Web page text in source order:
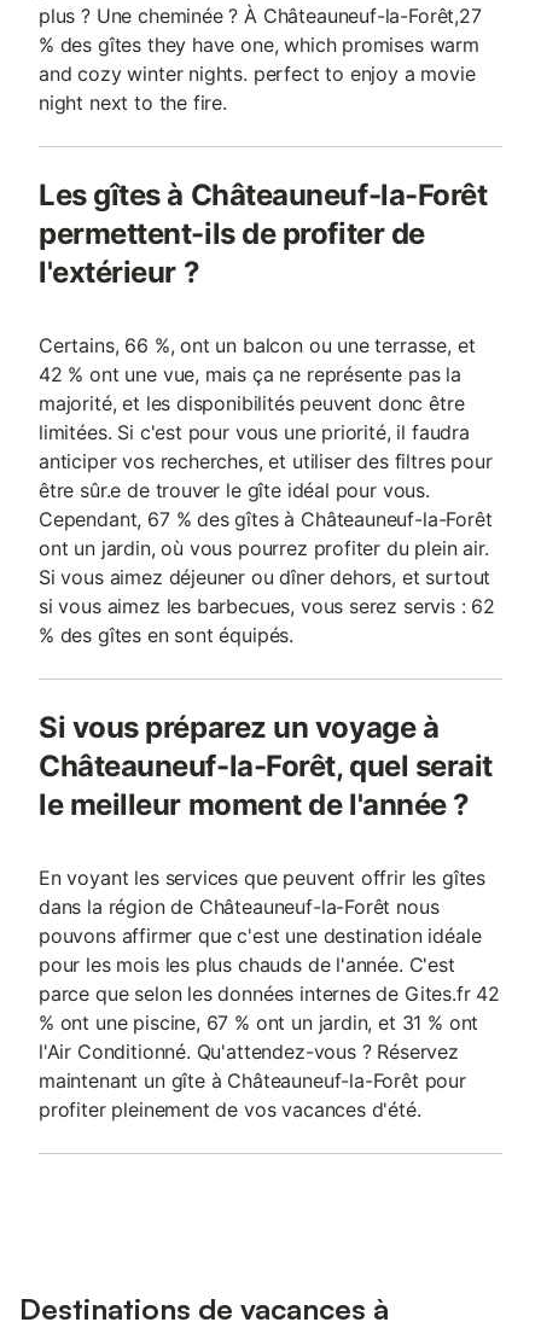
plus ? Une cheminée ? À Châteauneuf-la-Forêt,27
% des gîtes they have one, which promises warm
and cozy winter nights. perfect to enjoy a movie
night next to the fire.
Les gîtes à Châteauneuf-la-Forêt
permettent-ils de profiter de
l'extérieur ?
Certains, 66 %, ont un balcon ou une terrasse, et
42 % ont une vue, mais ça ne représente pas la
majorité, et les disponibilités peuvent donc être
limitées. Si c'est pour vous une priorité, il faudra
anticiper vos recherches, et utiliser des filtres pour
être sûr.e de trouver le gîte idéal pour vous.
Cependant, 67 % des gîtes à Châteauneuf-la-Forêt
ont un jardin, où vous pourrez profiter du plein air.
Si vous aimez déjeuner ou dîner dehors, et surtout
si vous aimez les barbecues, vous serez servis : 62
% des gîtes en sont équipés.
Si vous préparez un voyage à
Châteauneuf-la-Forêt, quel serait
le meilleur moment de l'année ?
En voyant les services que peuvent offrir les gîtes
dans la région de Châteauneuf-la-Forêt nous
pouvons affirmer que c'est une destination idéale
pour les mois les plus chauds de l'année. C'est
parce que selon les données internes de Gites.fr 42
% ont une piscine, 67 % ont un jardin, et 31 % ont
l'Air Conditionné. Qu'attendez-vous ? Réservez
maintenant un gîte à Châteauneuf-la-Forêt pour
profiter pleinement de vos vacances d'été.
Destinations de vacances à